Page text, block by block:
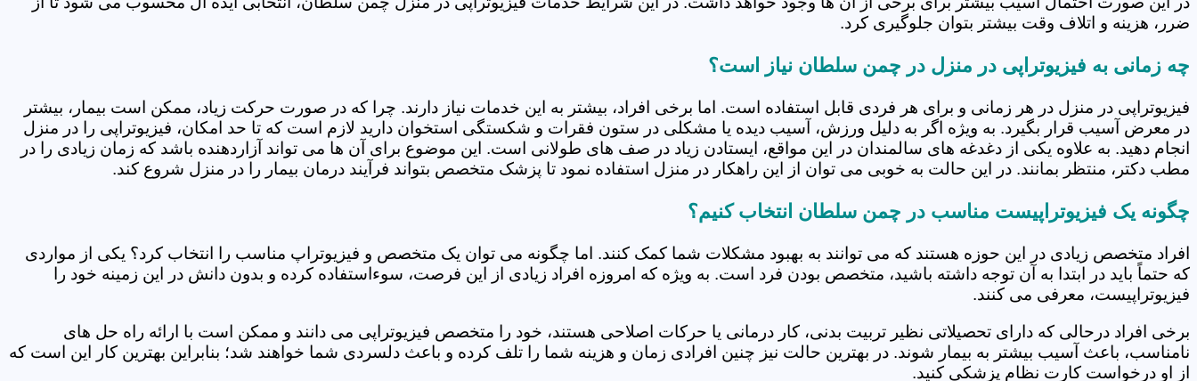
ضرر، هزینه و اتلاف وقت بیشتر بتوان جلوگیری کرد.
چه زمانی به فیزیوتراپی در منزل در چمن سلطان نیاز است؟
فیزیوتراپی در منزل در هر زمانی و برای هر فردی قابل استفاده است. اما برخی افراد، بیشتر به این خدمات نیاز دارند. چرا که در صورت حرکت زیاد، ممکن است بیمار، بیشتر
در معرض آسیب قرار بگیرد. به ویژه اگر به دلیل ورزش، آسیب دیده یا مشکلی در ستون فقرات و شکستگی استخوان دارید لازم است که تا حد امکان، فیزیوتراپی را در منزل
انجام دهید. به علاوه یکی از دغدغه های سالمندان در این مواقع، ایستادن زیاد در صف های طولانی است. این موضوع برای آن ها می تواند آزاردهنده باشد که زمان زیادی را در
مطب دکتر، منتظر بمانند. در این حالت به خوبی می توان از این راهکار در منزل استفاده نمود تا پزشک متخصص بتواند فرآیند درمان بیمار را در منزل شروع کند.
چگونه یک فیزیوتراپیست مناسب در چمن سلطان انتخاب کنیم؟
افراد متخصص زیادی در این حوزه هستند که می توانند به بهبود مشکلات شما کمک کنند. اما چگونه می توان یک متخصص و فیزیوتراپ مناسب را انتخاب کرد؟ یکی از مواردی
که حتماً باید در ابتدا به آن توجه داشته باشید، متخصص بودن فرد است. به ویژه که امروزه افراد زیادی از این فرصت، سوءاستفاده کرده و بدون دانش در این زمینه خود را
فیزیوتراپیست، معرفی می کنند.
برخی افراد درحالی که دارای تحصیلاتی نظیر تربیت بدنی، کار درمانی یا حرکات اصلاحی هستند، خود را متخصص فیزیوتراپی می دانند و ممکن است با ارائه راه حل های
نامناسب، باعث آسیب بیشتر به بیمار شوند. در بهترین حالت نیز چنین افرادی زمان و هزینه شما را تلف کرده و باعث دلسردی شما خواهند شد؛ بنابراین بهترین کار این است که
از او درخواست کارت نظام پزشکی کنید.